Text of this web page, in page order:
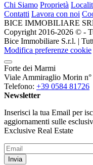
Chi Siamo Proprietà
Contatti Lavora con noi
BICE IMMOBILIARE
Copyright 2016-2026 ©️ -
Bice Immobiliare S.r.l. |
Modifica preferenze cookie
Forte dei Marmi
Viale Ammiraglio Morin n°
Telefono: +39 0584 81726
Newsletter
Inserisci la tua Email per
aggiornamenti sulle
Exclusive Real Estate
Invia